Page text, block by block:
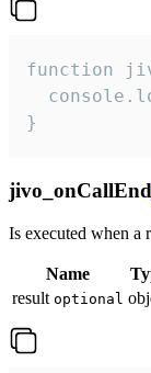
function
}
jivo_onCallEnd
Is executed when a
Name
result optional